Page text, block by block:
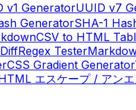
v1 GeneratorUUID v7
GeneratorSHA-1
CSV to HTML
Regex Tester
CSS Gradient Generator
エスケープ / アン